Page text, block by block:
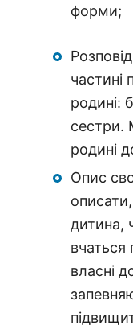
форми;
частині
родині:
сестри.
родині
Опис
дитина,
вчаться
власні